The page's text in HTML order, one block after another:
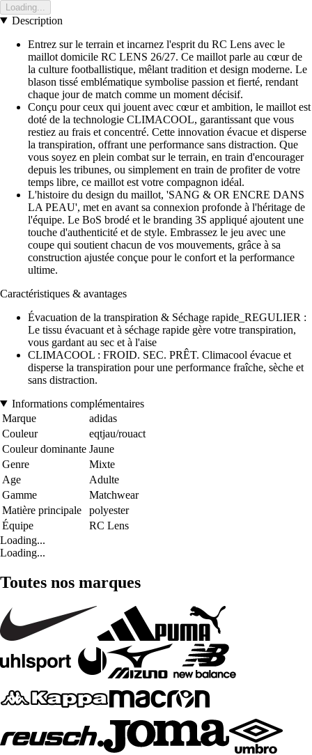
Loading...
Description
Entrez sur le terrain et incarnez l'esprit du RC Lens avec le
maillot domicile RC LENS 26/27. Ce maillot parle au cœur de
la culture footballistique, mêlant tradition et design moderne. Le
blason tissé emblématique symbolise passion et fierté, rendant
chaque jour de match comme un moment décisif.
Conçu pour ceux qui jouent avec cœur et ambition, le maillot est
doté de la technologie CLIMACOOL, garantissant que vous
restiez au frais et concentré. Cette innovation évacue et disperse
la transpiration, offrant une performance sans distraction. Que
vous soyez en plein combat sur le terrain, en train d'encourager
depuis les tribunes, ou simplement en train de profiter de votre
temps libre, ce maillot est votre compagnon idéal.
L'histoire du design du maillot, 'SANG & OR ENCRE DANS
LA PEAU', met en avant sa connexion profonde à l'héritage de
l'équipe. Le BoS brodé et le branding 3S appliqué ajoutent une
touche d'authenticité et de style. Embrassez le jeu avec une
coupe qui soutient chacun de vos mouvements, grâce à sa
construction ajustée conçue pour le confort et la performance
ultime.
Caractéristiques & avantages
Évacuation de la transpiration & Séchage rapide_REGULIER :
Le tissu évacuant et à séchage rapide gère votre transpiration,
vous gardant au sec et à l'aise
CLIMACOOL : FROID. SEC. PRÊT. Climacool évacue et
disperse la transpiration pour une performance fraîche, sèche et
sans distraction.
Informations complémentaires
Marque
adidas
Couleur
eqtjau/rouact
Couleur dominante Jaune
Genre
Mixte
Age
Adulte
Gamme
Matchwear
Matière principale
polyester
Équipe
RC Lens
Loading...
Loading...
Toutes nos marques